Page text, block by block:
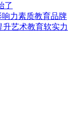
了
响力素质教育品牌
艺术教育软实力